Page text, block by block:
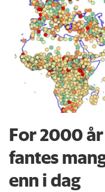
For 2000
fantes
enn i dag